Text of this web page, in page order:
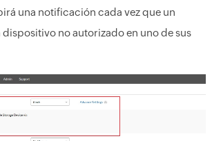
una notificación cada vez que un
no autorizado en uno de sus